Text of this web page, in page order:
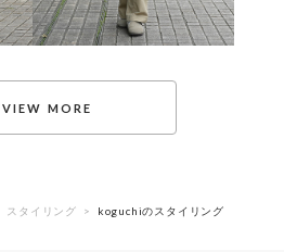
スタイリング koguchiのスタイリング